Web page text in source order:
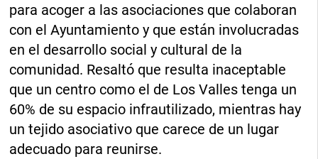
para acoger a las asociaciones que colaboran
con el Ayuntamiento y que están involucradas
en el desarrollo social y cultural de la
comunidad. Resaltó que resulta inaceptable
que un centro como el de Los Valles tenga un
60% de su espacio infrautilizado, mientras hay
un tejido asociativo que carece de un lugar
adecuado para reunirse.